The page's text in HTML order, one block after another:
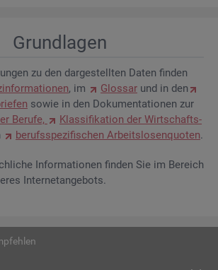
Grund­la­gen
zu den dar­ge­stell­ten Daten fin­den
, im Glos­sar und in den
sowie in den Do­ku­men­ta­tio­nen zur
Be­ru­fe,
Klas­si­fi­ka­ti­on der Wirt­schafts­
be­rufs­spe­zi­fi­schen Ar­beits­lo­sen­quo­ten.
In­for­ma­tio­nen fin­den Sie im Be­reich
In­ter­net­an­ge­bots.